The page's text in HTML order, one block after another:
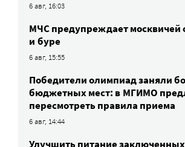
6 авг, 16:03
МЧС предупреждает москвичей
и буре
6 авг, 15:55
Победители олимпиад заняли
бюджетных мест: в МГИМО
пересмотреть правила приема
6 авг, 14:44
Улучшить питание